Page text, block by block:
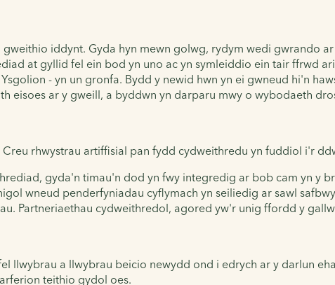
iddynt. Gyda hyn mewn golwg, rydym wedi gwrando
at gyllid fel ein bod yn uno ac yn symleiddio ein tair ffrwd
- yn un gronfa. Bydd y newid hwn yn ei gwneud hi'n
eisoes ar y gweill, a byddwn yn darparu mwy o wybodaeth
rhwystrau artiffisial pan fydd cydweithredu yn fuddiol i'r
gyda'n timau'n dod yn fwy integredig ar bob cam yn y
wneud penderfyniadau cyflymach yn seiliedig ar sawl
Partneriaethau cydweithredol, agored yw'r unig ffordd y
llwybrau a llwybrau beicio newydd ond i edrych ar y darlun
teithio gydol oes.